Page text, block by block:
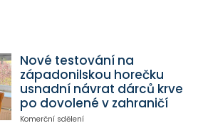
Nové testování na
západonilskou horečku
usnadní návrat dárců krve
po dovolené v zahraničí
Komerční sdělení